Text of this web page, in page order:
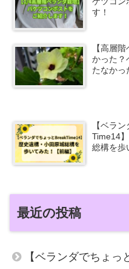
す！
【高層
かった？
たなかっ
【ベラ
Time14
総構を歩
最近の投稿
【ベランダでちょっ